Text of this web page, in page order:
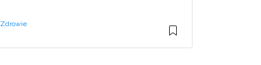
Zdrowie